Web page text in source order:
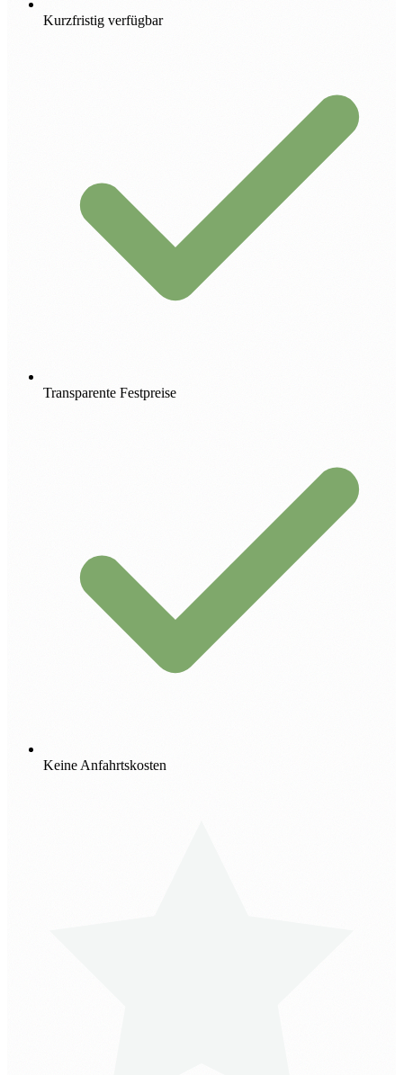
Kurzfristig verfügbar
Transparente Festpreise
Keine Anfahrtskosten